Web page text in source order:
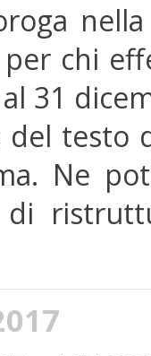
chi
31
testo
Ne